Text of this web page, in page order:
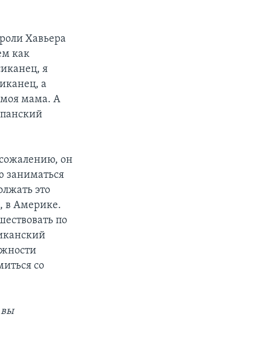
Хавьера
как
я
а
моя мама. А
сожалению, он
заниматься
это
в Америке.
по
со
вы